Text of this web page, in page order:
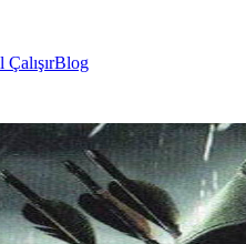
ÇalışırBlog